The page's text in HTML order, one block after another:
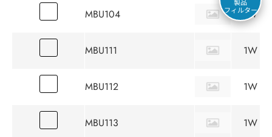
MBU104 1W
MBU111 1W
MBU112 1W
MBU113 1W
製品
フィルター